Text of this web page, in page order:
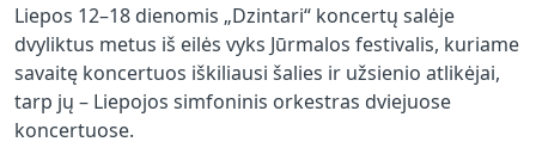
Liepos 12–18 dienomis „Dzintari“ koncertų salėje
dvyliktus metus iš eilės vyks Jūrmalos festivalis, kuriame
savaitę koncertuos iškiliausi šalies ir užsienio atlikėjai,
tarp jų – Liepojos simfoninis orkestras dviejuose
koncertuose.